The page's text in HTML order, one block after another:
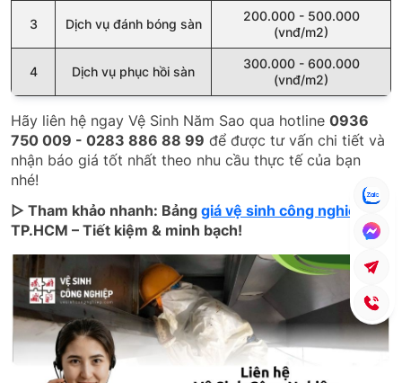
3 Dịch vụ đánh bóng sàn
200.000 - 500.000
(vnđ/m2)
4 Dịch vụ phục hồi sàn
300.000 - 600.000
(vnđ/m2)
Hãy liên hệ ngay Vệ Sinh Năm Sao qua hotline 0936
750 009 - 0283 886 88 99 để được tư vấn chi tiết và
nhận báo giá tốt nhất theo nhu cầu thực tế của bạn
nhé!
▷ Tham khảo nhanh: Bảng giá vệ sinh công nghiệptại
TP.HCM – Tiết kiệm & minh bạch!